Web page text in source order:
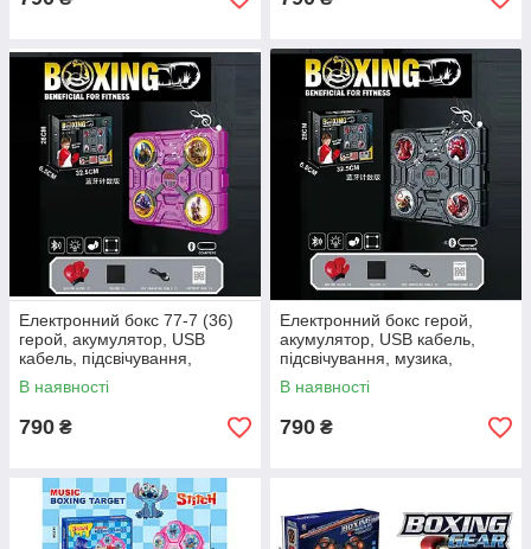
Електронний бокс 77-7 (36)
герой, акумулятор, USB
кабель, підсвічування,
музика, bluetooth, режими
гучності
В наявності
790 ₴
Електронний бокс герой,
акумулятор, USB кабель,
підсвічування, музика,
bluetooth, режими гучності
В наявності
790 ₴